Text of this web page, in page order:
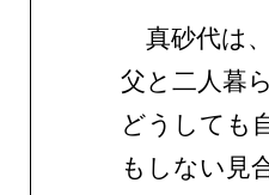
真砂代は
父と二人暮
どうしても
もしない見